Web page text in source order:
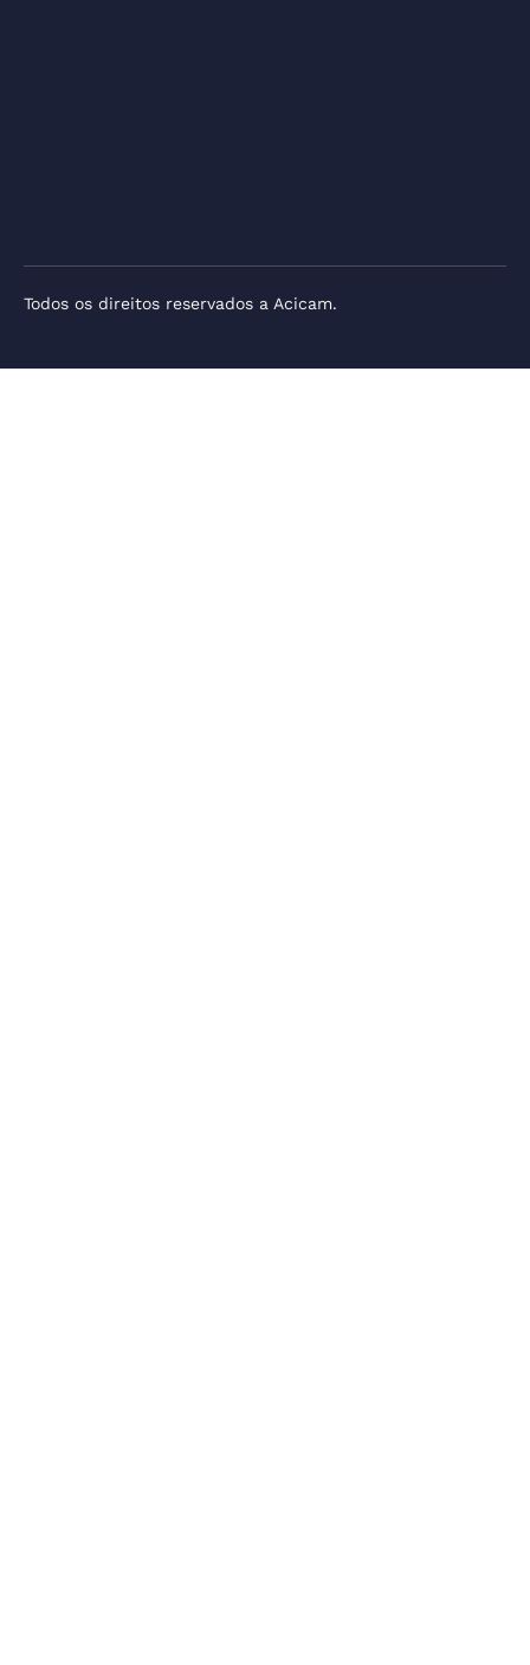
Todos os direitos reservados a Acicam.